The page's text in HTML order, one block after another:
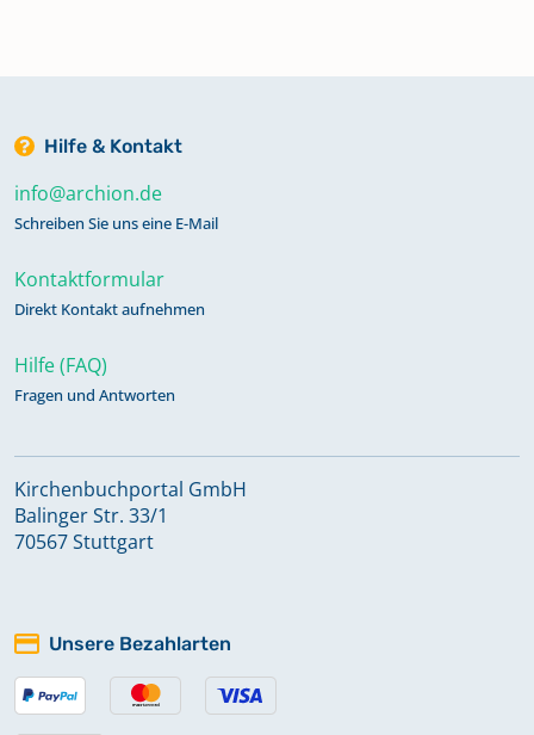
Hilfe & Kontakt
info@archion.de
Schreiben Sie uns eine E-Mail
Kontaktformular
Direkt Kontakt aufnehmen
Hilfe (FAQ)
Fragen und Antworten
Kirchenbuchportal GmbH
Balinger Str. 33/1
70567 Stuttgart
Unsere Bezahlarten